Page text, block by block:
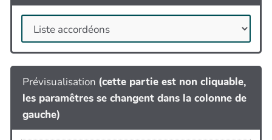
Prévisualisation (cette partie est non cliquable,
les paramêtres se changent dans la colonne de
gauche)